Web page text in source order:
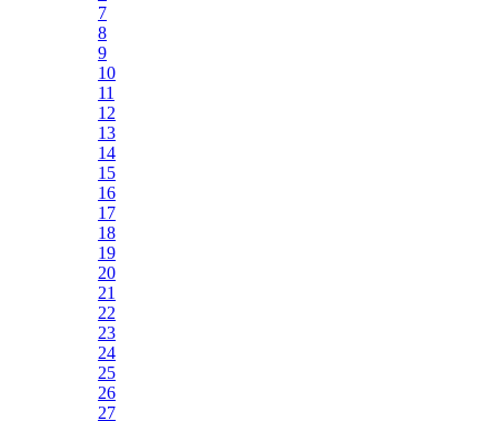
7
8
9
10
11
12
13
14
15
16
17
18
19
20
21
22
23
24
25
26
27